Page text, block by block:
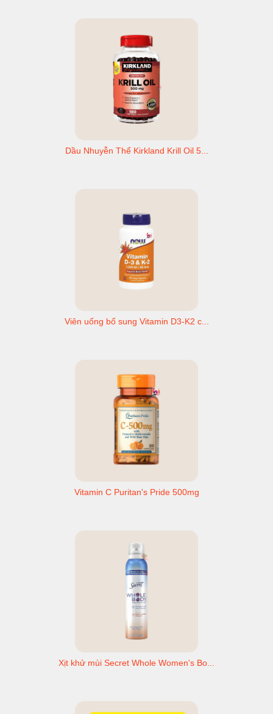
Dầu Nhuyễn Thể Kirkland Krill Oil 5...
Viên uống bổ sung Vitamin D3-K2 c...
Vitamin C Puritan's Pride 500mg
Xịt khử mùi Secret Whole Women's Bo...